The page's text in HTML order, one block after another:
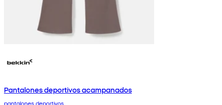
Pantalones deportivos acampanados
pantalones deportivos